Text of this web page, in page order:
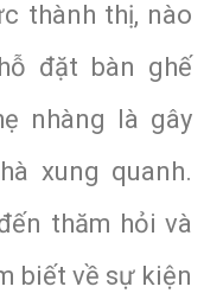
thành thị, nào
đặt bàn ghế
nhàng là gây
xung quanh.
thăm hỏi và
biết về sự kiện